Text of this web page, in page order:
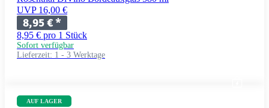
UVP 16,00 €
8,95 €*
8,95 € pro 1 Stück
Sofort verfügbar
Lieferzeit: 1 - 3 Werktage
AUF LAGER